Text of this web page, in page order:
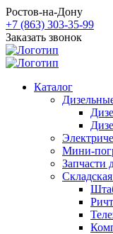
Ростов-на-Дону
+7 (863) 303-35-99
Заказать звонок
Каталог
Мини-
Запчасти